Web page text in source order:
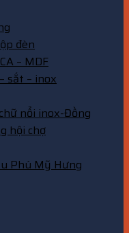
đèn
– MDF
sắt – inox
nổi inox-Đồng
hội chợ
Phú Mỹ Hưng